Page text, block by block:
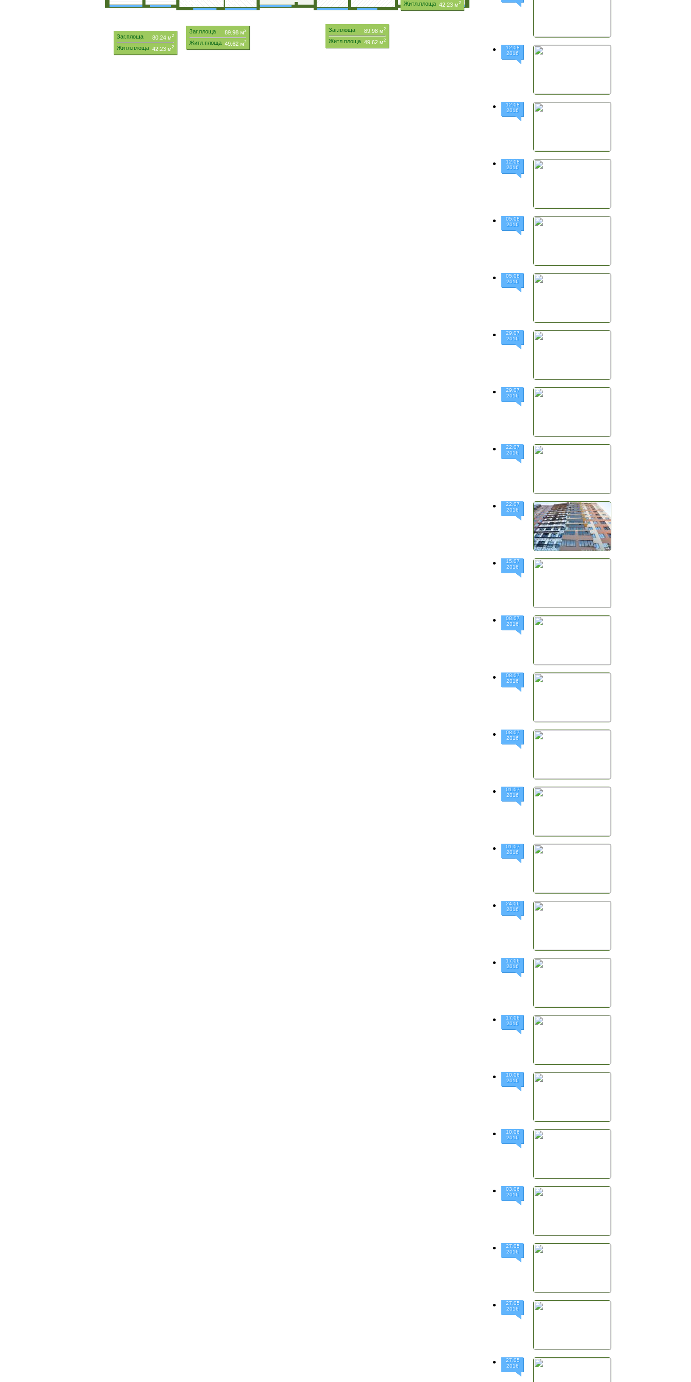
Заг.площа 89.98 м2
Житл.площа 49.62 м2
Заг.площа 80.24 м2
Житл.площа 42.23 м2
Житл.площа 42.23 м2
Заг.площа 89.98 м2
Житл.площа 49.62 м2
12.08
2016
12.08
2016
12.08
2016
05.08
2016
05.08
2016
29.07
2016
29.07
2016
22.07
2016
22.07
2016
15.07
2016
08.07
2016
08.07
2016
08.07
2016
01.07
2016
01.07
2016
24.06
2016
17.06
2016
17.06
2016
10.06
2016
10.06
2016
03.06
2016
27.05
2016
27.05
2016
27.05
2016